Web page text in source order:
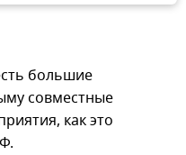
большие
совместные
как это